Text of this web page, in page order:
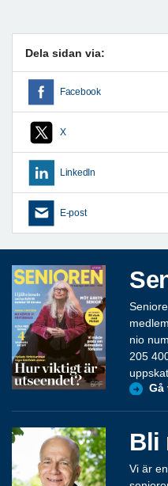
Dela sidan via:
Facebook
X
LinkedIn
E-post
nio
205
Gå
Bli
Vi är